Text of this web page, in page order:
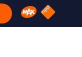
Omroep MAX
NPO